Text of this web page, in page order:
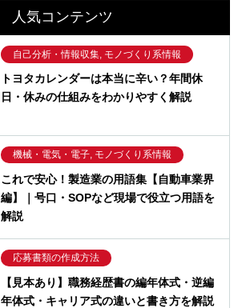
人気コンテンツ
自己分析・情報収集, モノづくり系情報
トヨタカレンダーは本当に辛い？年間休
日・休みの仕組みをわかりやすく解説
機械・電気・電子, モノづくり系情報
これで安心！製造業の用語集【自動車業界
編】｜号口・SOPなど現場で役立つ用語を
解説
応募書類の作成方法
【見本あり】職務経歴書の編年体式・逆編
年体式・キャリア式の違いと書き方を解説